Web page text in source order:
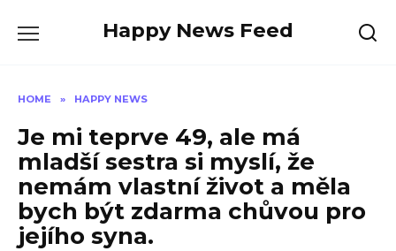
Happy News Feed
HOME » HAPPY NEWS
Je mi teprve 49, ale má
mladší sestra si myslí, že
nemám vlastní život a měla
bych být zdarma chůvou pro
jejího syna.